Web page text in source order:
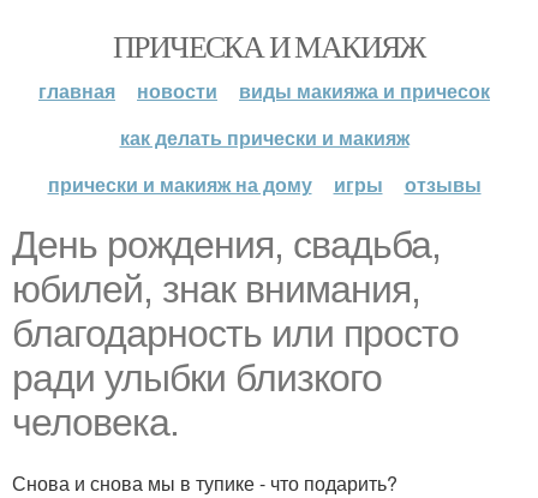
ПРИЧЕСКА И МАКИЯЖ
главная новости
виды макияжа и причесок
как делать прически и макияж
прически и макияж на дому
игры отзывы
День рождения, свадьба,
юбилей, знак внимания,
благодарность или просто
ради улыбки близкого
человека.
Снова и снова мы в тупике - что подарить?